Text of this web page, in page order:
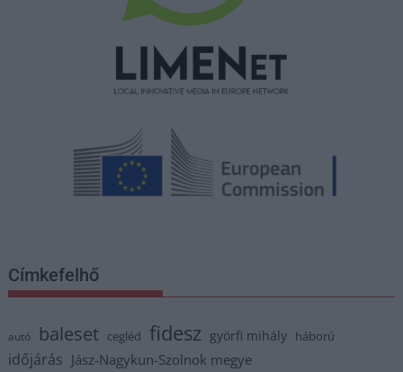
Címkefelhő
autó baleset cegléd fidesz györfi mihály háború
időjárás Jász-Nagykun-Szolnok megye